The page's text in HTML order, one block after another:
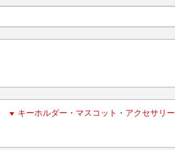
キーホルダー・マスコット・アクセサリー